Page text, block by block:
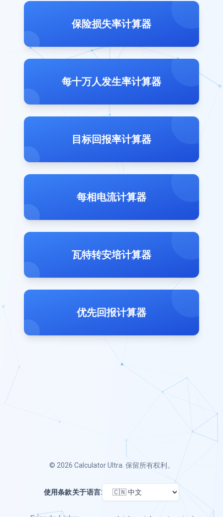
保险损失率计算器
每十万人发生率计算器
目标回报率计算器
每相电流计算器
瓦特转安培计算器
优先回报计算器
© 2026 Calculator Ultra . 保留所有权利。
使用条款关于语言: